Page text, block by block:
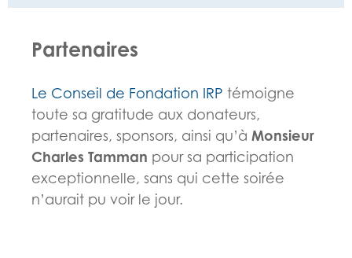
Partenaires
Le Conseil de Fondation IRP témoigne
toute sa gratitude aux donateurs,
partenaires, sponsors, ainsi qu’à Monsieur
Charles Tamman pour sa participation
exceptionnelle, sans qui cette soirée
n’aurait pu voir le jour.